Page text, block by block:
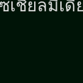
เชียลมีเดี